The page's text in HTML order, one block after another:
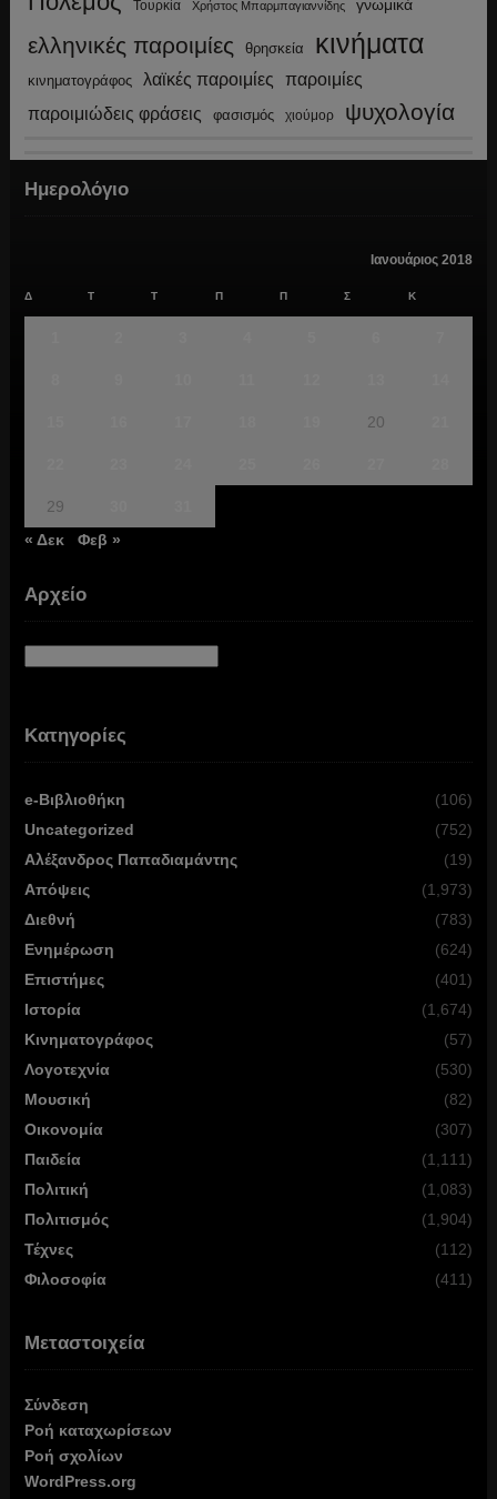
Τουρκία Χρήστος Μπαρμπαγιαννίδης γνωμικά
ελληνικές παροιμίες θρησκεία κινήματα
κινηματογράφος λαϊκές παροιμίες παροιμίες
παροιμιώδεις φράσεις φασισμός χιούμορ ψυχολογία
Ημερολόγιο
Ιανουάριος 2018
Δ Τ Τ Π Π Σ Κ
20
29
« Δεκ
Φεβ »
Αρχείο
Κατηγορίες
e-Βιβλιοθήκη
(106)
Uncategorized
(752)
Αλέξανδρος Παπαδιαμάντης
(19)
Απόψεις
(1,973)
Διεθνή
(783)
Ενημέρωση
(624)
Επιστήμες
(401)
Ιστορία
(1,674)
Κινηματογράφος
(57)
Λογοτεχνία
(530)
Μουσική
(82)
Οικονομία
(307)
Παιδεία
(1,111)
Πολιτική
(1,083)
Πολιτισμός
(1,904)
Τέχνες
(112)
Φιλοσοφία
(411)
Μεταστοιχεία
Σύνδεση
Ροή καταχωρίσεων
Ροή σχολίων
WordPress.org